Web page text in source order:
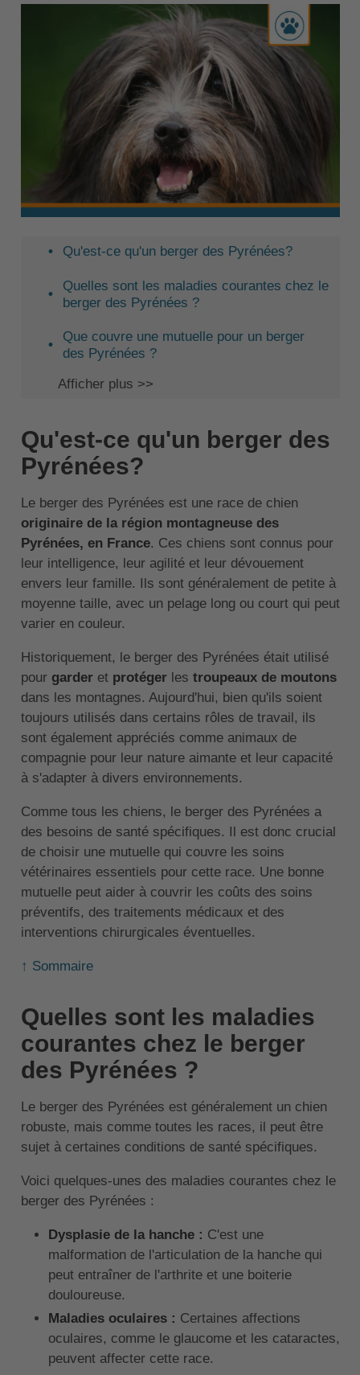
Qu'est-ce qu'un berger des Pyrénées?
Quelles sont les maladies courantes chez le
berger des Pyrénées ?
Que couvre une mutuelle pour un berger
des Pyrénées ?
Afficher plus >>
Qu'est-ce qu'un berger des
Pyrénées?
Le berger des Pyrénées est une race de chien
originaire de la région montagneuse des
Pyrénées, en France. Ces chiens sont connus pour
leur intelligence, leur agilité et leur dévouement
envers leur famille. Ils sont généralement de petite à
moyenne taille, avec un pelage long ou court qui peut
varier en couleur.
Historiquement, le berger des Pyrénées était utilisé
pour garderet protéger les troupeaux de moutons
dans les montagnes. Aujourd'hui, bien qu'ils soient
toujours utilisés dans certains rôles de travail, ils
sont également appréciés comme animaux de
compagnie pour leur nature aimante et leur capacité
à s'adapter à divers environnements.
Comme tous les chiens, le berger des Pyrénées a
des besoins de santé spécifiques. Il est donc crucial
de choisir une mutuelle qui couvre les soins
vétérinaires essentiels pour cette race. Une bonne
mutuelle peut aider à couvrir les coûts des soins
préventifs, des traitements médicaux et des
interventions chirurgicales éventuelles.
↑ Sommaire
Quelles sont les maladies
courantes chez le berger
des Pyrénées ?
Le berger des Pyrénées est généralement un chien
robuste, mais comme toutes les races, il peut être
sujet à certaines conditions de santé spécifiques.
Voici quelques-unes des maladies courantes chez le
berger des Pyrénées :
Dysplasie de la hanche : C'est une
malformation de l'articulation de la hanche qui
peut entraîner de l'arthrite et une boiterie
douloureuse.
Maladies oculaires : Certaines affections
oculaires, comme le glaucome et les cataractes,
peuvent affecter cette race.